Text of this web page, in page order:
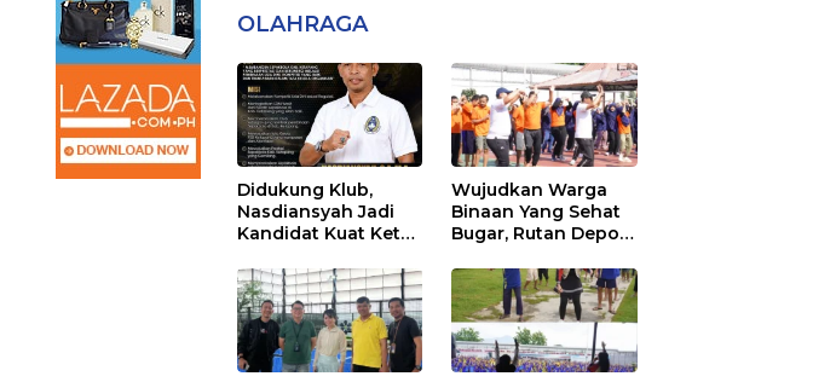
OLAHRAGA
Didukung Klub,
Nasdiansyah Jadi
Kandidat Kuat Ketua
Wujudkan Warga
Binaan Yang Sehat
Bugar, Rutan Depok
Bersama